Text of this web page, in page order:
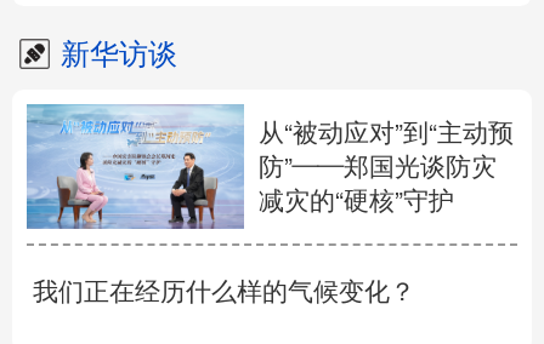
新华访谈
从“被动应对”到“主动预
防”——郑国光谈防灾
减灾的“硬核”守护
我们正在经历什么样的气候变化？